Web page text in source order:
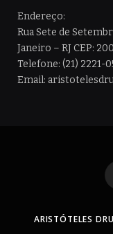
Endereço:
Rua Sete de
Janeiro – RJ CEP:
Telefone: (21) 2221-
Email:
ARISTÓTELES